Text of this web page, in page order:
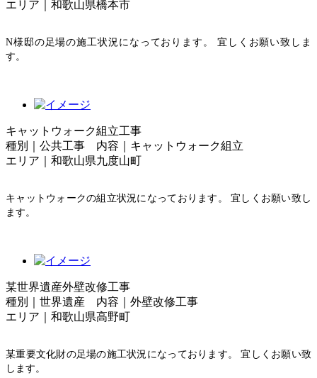
エリア｜和歌山県橋本市
N様邸の足場の施工状況になっております。 宜しくお願い致しま
す。
キャットウォーク組立工事
種別｜公共工事 内容｜キャットウォーク組立
エリア｜和歌山県九度山町
キャットウォークの組立状況になっております。 宜しくお願い致し
ます。
某世界遺産外壁改修工事
種別｜世界遺産 内容｜外壁改修工事
エリア｜和歌山県高野町
某重要文化財の足場の施工状況になっております。 宜しくお願い致
します。